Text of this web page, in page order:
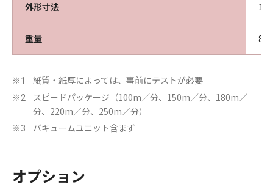
外形寸法
重量
※1 紙質・紙厚によっては、事前にテストが必要
※2
スピードパッケージ（100m／分、150m／分、180m／
分、220m／分、250m／分）
※3 バキュームユニット含まず
オプション